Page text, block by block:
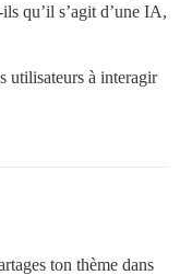
qu’il s’agit d’une IA,
utilisateurs à interagir
ton thème dans